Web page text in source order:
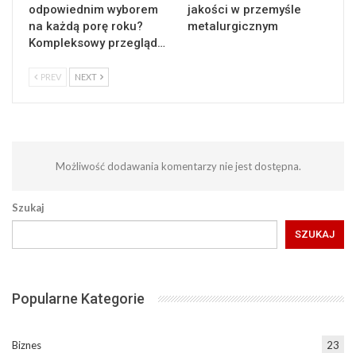
odpowiednim wyborem
na każdą porę roku?
Kompleksowy przegląd…
jakości w przemyśle
metalurgicznym
PREV NEXT
Możliwość dodawania komentarzy nie jest dostępna.
Szukaj
SZUKAJ
Popularne Kategorie
Biznes 23